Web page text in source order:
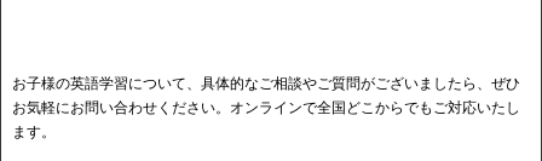
お子様の英語学習について、具体的なご相談やご質問がございましたら、ぜひ
お気軽にお問い合わせください。オンラインで全国どこからでもご対応いたし
ます。